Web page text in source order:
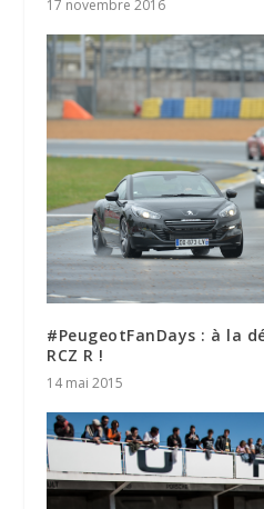
17 novembre 2016
#PeugeotFanDays : à la
RCZ R !
14 mai 2015